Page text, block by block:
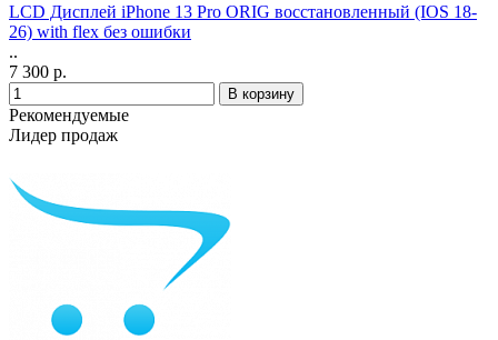
LCD Дисплей iPhone 13 Pro ORIG восстановленный (IOS 18-
26) with flex без ошибки
..
7 300 р.
Рекомендуемые
Лидер продаж